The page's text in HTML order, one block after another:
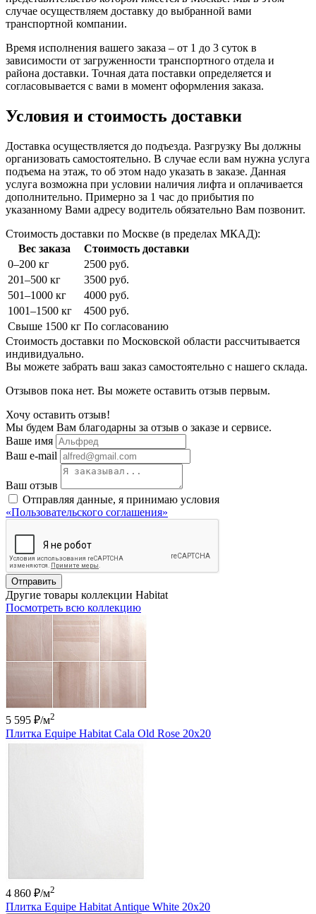
случае осуществляем доставку до выбранной вами
транспортной компании.
Время исполнения вашего заказа – от 1 до 3 суток в
зависимости от загруженности транспортного отдела и
района доставки. Точная дата поставки определяется и
согласовывается с вами в момент оформления заказа.
Условия и стоимость доставки
Доставка осуществляется до подъезда. Разгрузку Вы должны
организовать самостоятельно. В случае если вам нужна услуга
подъема на этаж, то об этом надо указать в заказе. Данная
услуга возможна при условии наличия лифта и оплачивается
дополнительно. Примерно за 1 час до прибытия по
указанному Вами адресу водитель обязательно Вам позвонит.
Стоимость доставки по Москве (в пределах МКАД):
Вес заказа
Стоимость доставки
0–200 кг
2500 руб.
201–500 кг
3500 руб.
501–1000 кг
4000 руб.
1001–1500 кг
4500 руб.
Свыше 1500 кг По согласованию
Стоимость доставки по Московской области рассчитывается
индивидуально.
Вы можете забрать ваш заказ самостоятельно с нашего склада.
Отзывов пока нет. Вы можете оставить отзыв первым.
Хочу оставить отзыв!
Мы будем Вам благодарны за отзыв о заказе и сервисе.
Ваше имя
Ваш e-mail
Ваш отзыв
Отправляя данные, я принимаю условия
«Пользовательского соглашения»
Отправить
Другие товары коллекции Habitat
Посмотреть всю коллекцию
5 595 ₽/м2
Плитка Equipe Habitat Cala Old Rose 20x20
4 860 ₽/м2
Плитка Equipe Habitat Antique White 20x20